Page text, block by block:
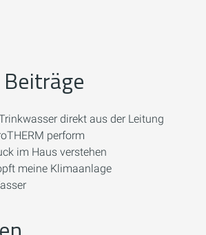
direkt aus der Leitung
perform
im Haus verstehen
meine Klimaanlage